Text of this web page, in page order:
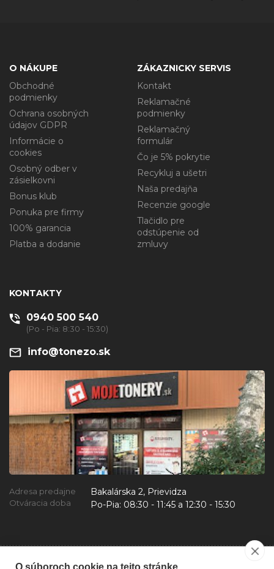
O súboroch cookie na tejto stránke
O NÁKUPE
Obchodné
podmienky
Ochrana osobných
údajov GDPR
Informácie o
cookies
Osobný odber v
zásielkovni
Bonus klub
Ponuka pre firmy
100% garancia
Platba a dodanie
ZÁKAZNICKY SERVIS
Kontakt
Reklamačné
podmienky
Reklamačný
formulár
Čo je 5% pokrytie
Recykluj a ušetri
Naša predajňa
Recenzie google
Tlačidlo pre
odstúpenie od
zmluvy
KONTAKTY
0940 500 540
(Po - Pia: 8:30 - 15:30)
info@tonezo.sk
Adresa predajne Bakalárska 2, Prievidza
Otváracia doba Po-Pia: 08:30 - 11:45 a 12:30 - 15:30